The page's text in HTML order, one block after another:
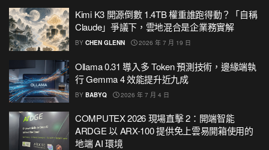
Kimi K3 開源倒數 1.4TB 權重誰跑得動？「自稱
Claude」爭議下，雲地混合是企業務實解
BY CHEN GLENN 2026 年 7 月 19 日
Ollama 0.31 導入多 Token 預測技術，邊緣端執
行 Gemma 4 效能提升近九成
BY BABYQ 2026 年 7 月 4 日
COMPUTEX 2026 現場直擊 2：開端智能
ARDGE 以 ARX-100 提供免上雲易開箱使用的
地端 AI 環境